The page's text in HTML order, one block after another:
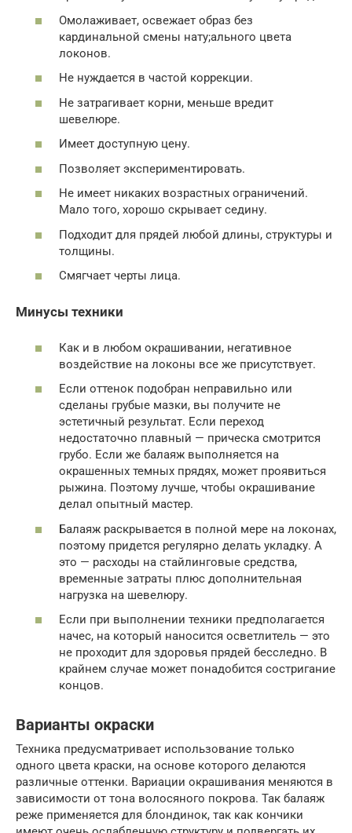
Омолаживает, освежает образ без
кардинальной смены нату;ального цвета
локонов.
Не нуждается в частой коррекции.
Не затрагивает корни, меньше вредит
шевелюре.
Имеет доступную цену.
Позволяет экспериментировать.
Не имеет никаких возрастных ограничений.
Мало того, хорошо скрывает седину.
Подходит для прядей любой длины, структуры и
толщины.
Смягчает черты лица.
Минусы техники
Как и в любом окрашивании, негативное
воздействие на локоны все же присутствует.
Если оттенок подобран неправильно или
сделаны грубые мазки, вы получите не
эстетичный результат. Если переход
недостаточно плавный — прическа смотрится
грубо. Если же балаяж выполняется на
окрашенных темных прядях, может проявиться
рыжина. Поэтому лучше, чтобы окрашивание
делал опытный мастер.
Балаяж раскрывается в полной мере на локонах,
поэтому придется регулярно делать укладку. А
это — расходы на стайлинговые средства,
временные затраты плюс дополнительная
нагрузка на шевелюру.
Если при выполнении техники предполагается
начес, на который наносится осветлитель — это
не проходит для здоровья прядей бесследно. В
крайнем случае может понадобится состригание
концов.
Варианты окраски
Техника предусматривает использование только
одного цвета краски, на основе которого делаются
различные оттенки. Вариации окрашивания меняются в
зависимости от тона волосяного покрова. Так балаяж
реже применяется для блондинок, так как кончики